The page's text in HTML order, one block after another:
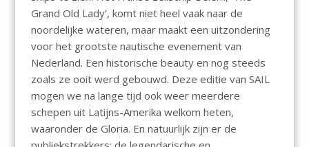
Grand Old Lady’, komt niet heel vaak naar de
noordelijke wateren, maar maakt een uitzondering
voor het grootste nautische evenement van
Nederland. Een historische beauty en nog steeds
zoals ze ooit werd gebouwd. Deze editie van SAIL
mogen we na lange tijd ook weer meerdere
schepen uit Latijns-Amerika welkom heten,
waaronder de Gloria. En natuurlijk zijn er de